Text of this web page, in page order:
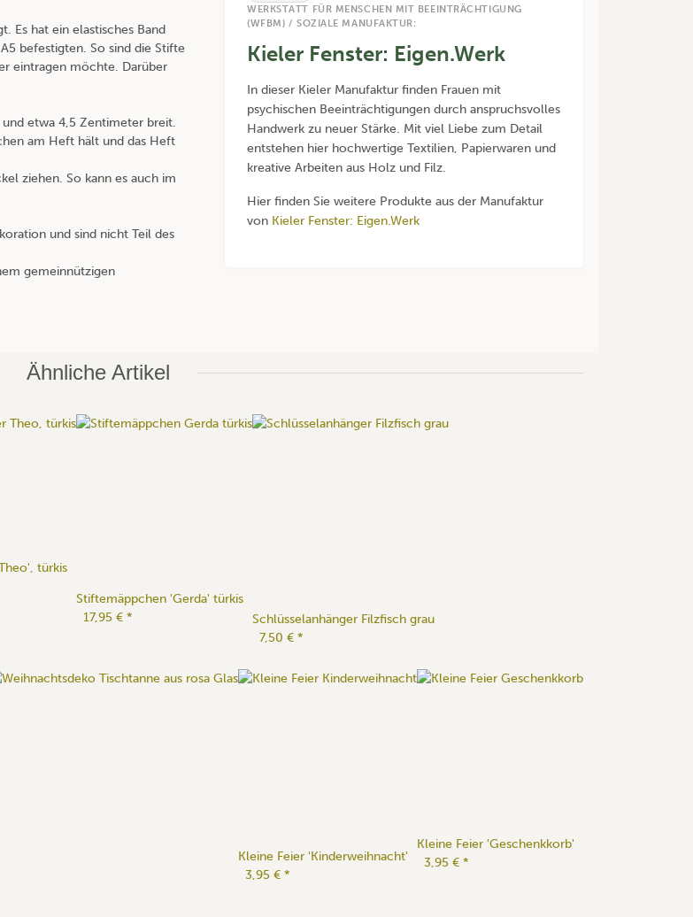
Es hat ein elastisches Band
befestigten. So sind die Stifte
eintragen möchte. Darüber
und etwa 4,5 Zentimeter breit.
am Heft hält und das Heft
ziehen. So kann es auch im
und sind nicht Teil des
gemeinnützigen
WERKSTATT FÜR MENSCHEN MIT BEEINTRÄCHTIGUNG
(WFBM) / SOZIALE MANUFAKTUR:
Kieler Fenster: Eigen.Werk
In dieser Kieler Manufaktur finden Frauen mit
psychischen Beeinträchtigungen durch anspruchsvolles
Handwerk zu neuer Stärke. Mit viel Liebe zum Detail
entstehen hier hochwertige Textilien, Papierwaren und
kreative Arbeiten aus Holz und Filz.
Hier finden Sie weitere Produkte aus der Manufaktur
von Kieler Fenster: Eigen.Werk
Ähnliche Artikel
türkis
Stiftemäppchen 'Gerda' türkis
17,95 € *
Schlüsselanhänger Filzfisch grau
7,50 € *
Kleine Feier 'Kinderweihnacht'
3,95 € *
Kleine Feier 'Geschenkkorb'
3,95 € *